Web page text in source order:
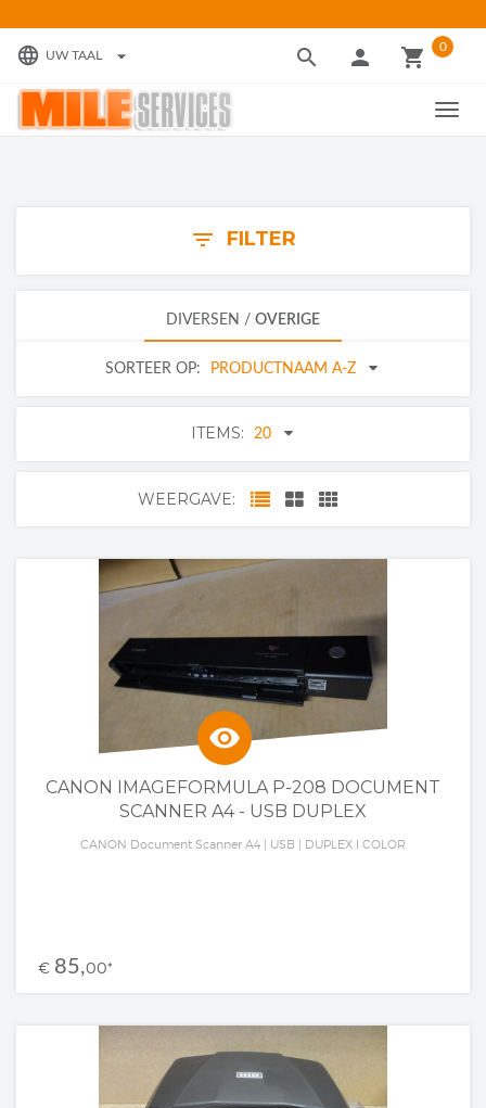
language UW TAAL arrow_drop_down local_grocery_store 0
search person
filter_list FILTER
DIVERSEN / OVERIGE
SORTEER OP: PRODUCTNAAM A-Z
ITEMS: 20
WEERGAVE:
visibility
CANON IMAGEFORMULA P-208 DOCUMENT
SCANNER A4 - USB DUPLEX
CANON Document Scanner A4 | USB | DUPLEX l COLOR
€ 85,00*